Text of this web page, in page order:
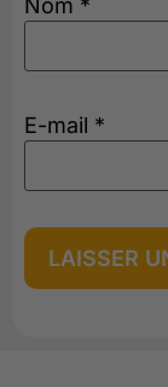
E-mail *